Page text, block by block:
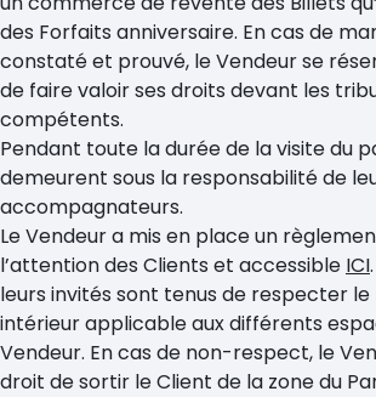
des Forfaits anniversaire. En cas de
constaté et prouvé, le Vendeur se
de faire valoir ses droits devant les
compétents.
Pendant toute la durée de la visite du
demeurent sous la responsabilité de
accompagnateurs.
Le Vendeur a mis en place un
l’attention des Clients et accessible ICI
leurs invités sont tenus de respecter
intérieur applicable aux différents
Vendeur. En cas de non-respect, le
droit de sortir le Client de la zone du